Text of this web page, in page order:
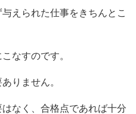
えられた仕事をきちんとこ
なすのです。
りません。
なく、合格点であれば十分